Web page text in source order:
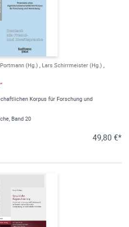
(Hg.) , Lars Schirrmeister (Hg.) ,
Korpus für Forschung und
Band 20
49,80 €*